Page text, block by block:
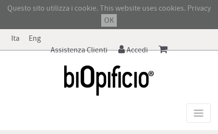
Questo sito utilizza i cookie. This website uses cookies. Privacy
OK
Ita
Eng
Assistenza Clienti
Accedi